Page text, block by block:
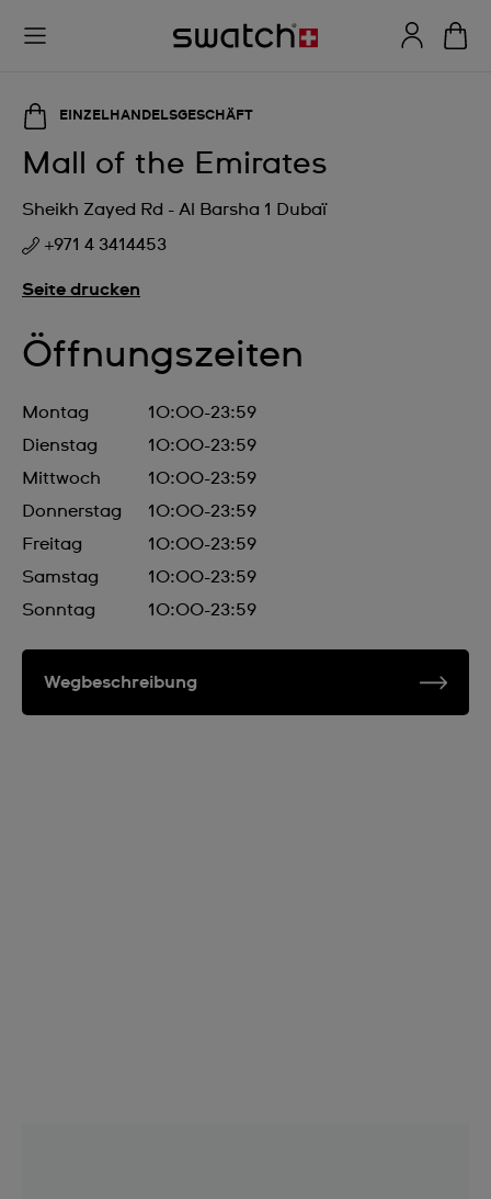
EINZELHANDELSGESCHÄFT
Mall of the Emirates
Sheikh Zayed Rd - Al Barsha 1 Dubaï
+971 4 3414453
Seite drucken
Öffnungszeiten
Montag
10:00-23:59
Dienstag
10:00-23:59
Mittwoch
10:00-23:59
Donnerstag
10:00-23:59
Freitag
10:00-23:59
Samstag
10:00-23:59
Sonntag
10:00-23:59
Wegbeschreibung